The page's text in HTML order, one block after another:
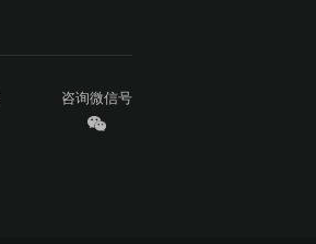
咨询微信号